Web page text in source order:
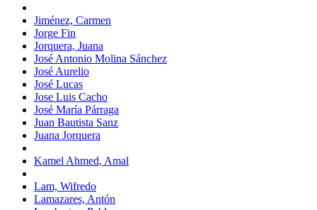
Jiménez, Carmen
Jorge Fin
Jorquera, Juana
José Antonio Molina Sánchez
José Aurelio
José Lucas
Jose Luis Cacho
José María Párraga
Juan Bautista Sanz
Juana Jorquera
Kamel Ahmed, Amal
Lam, Wifredo
Lamazares, Antón